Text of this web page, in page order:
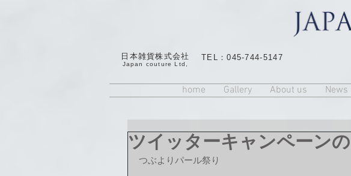
日本雑貨株式会社
​Japan couture Ltd,
TEL：045-744-5147
home Gallery About us News
ツイッターキャンペーン
つぶよりパール祭り